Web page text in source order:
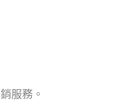
服務。